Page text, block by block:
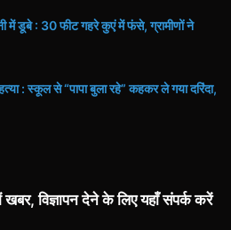
में डूबे : 30 फीट गहरे कुएं में फंसे, ग्रामीणों ने
: स्कूल से “पापा बुला रहे” कहकर ले गया दरिंदा,
विज्ञापन देने के लिए यहाँ संपर्क करें